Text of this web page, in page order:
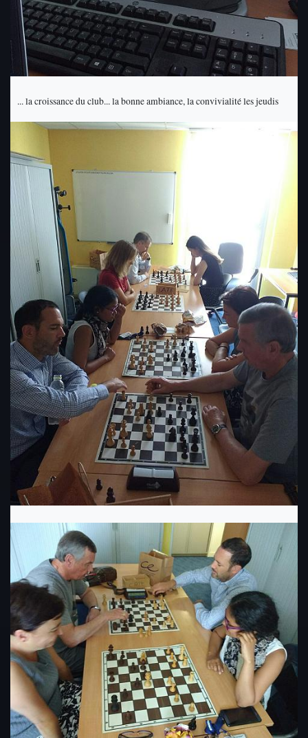
... la croissance du club... la bonne ambiance, la convivialité les jeudis